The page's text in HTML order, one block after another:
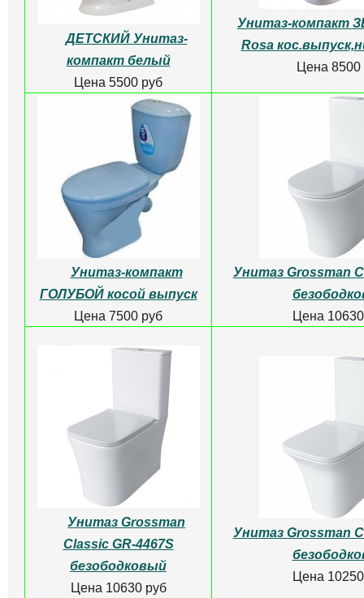
Унитаз GR-4479SQ
безободковый подвесной
ТОРНАДО
Цена 11500 руб
Цена
ДЕТСКИЙ Унитаз-
компакт белый
Цена 5500 руб
Rosa
Цена 8500